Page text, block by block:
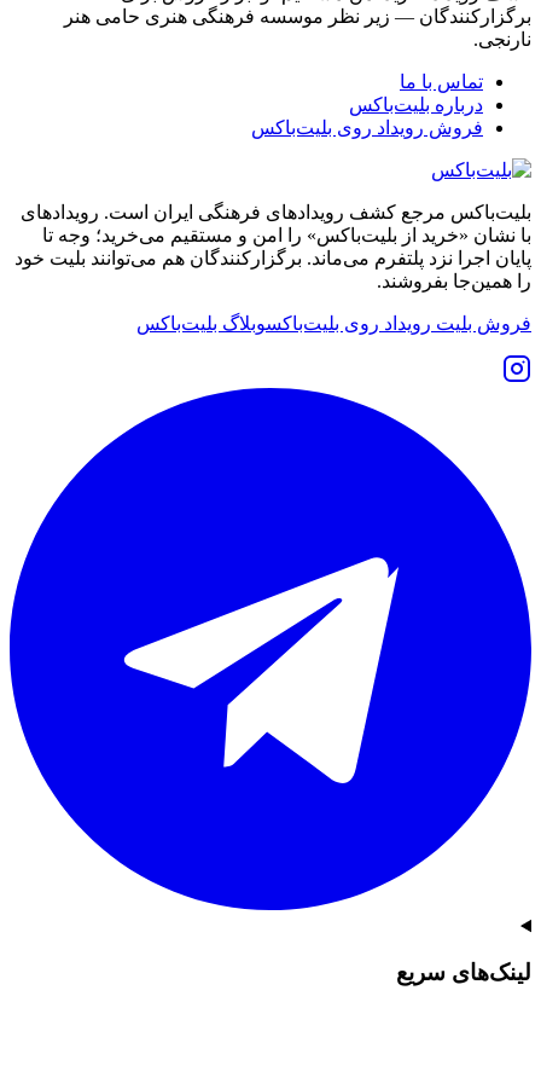
برگزارکنندگان — زیر نظر موسسه فرهنگی هنری حامی هنر
نارنجی.
تماس با ما
درباره بلیت‌باکس
فروش رویداد روی بلیت‌باکس
بلیت‌باکس مرجع کشف رویدادهای فرهنگی ایران است. رویدادهای
با نشان «خرید از بلیت‌باکس» را امن و مستقیم می‌خرید؛ وجه تا
پایان اجرا نزد پلتفرم می‌ماند. برگزارکنندگان هم می‌توانند بلیت خود
را همین‌جا بفروشند.
فروش بلیت رویداد روی بلیت‌باکسوبلاگ بلیت‌باکس
لینک‌های سریع